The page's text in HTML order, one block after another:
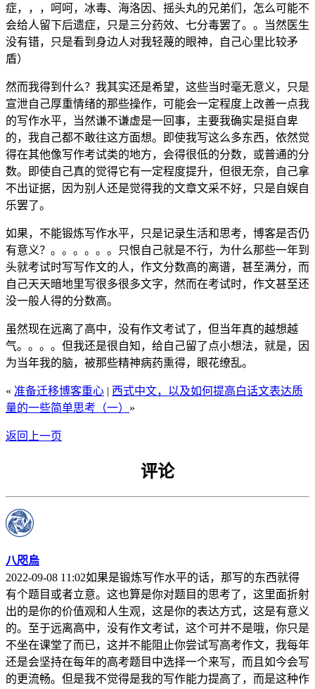
症，，，呵呵，冰毒、海洛因、摇头丸的兄弟们，怎么可能不
会给人留下后遗症，只是三分药效、七分毒罢了。。当然医生
没有错，只是看到身边人对我轻蔑的眼神，自己心里比较矛
盾）
然而我得到什么？我其实还是希望，这些当时毫无意义，只是
宣泄自己厚重情绪的那些操作，可能会一定程度上改善一点我
的写作水平，当然谦不谦虚是一回事，主要我确实是挺自卑
的，我自己都不敢往这方面想。即使我写这么多东西，依然觉
得在其他像写作考试类的地方，会得很低的分数，或普通的分
数。即使自己真的觉得它有一定程度提升，但很无奈，自己拿
不出证据，因为别人还是觉得我的文章文采不好，只是自娱自
乐罢了。
如果，不能锻炼写作水平，只是记录生活和思考，博客是否仍
有意义？。。。。。。只恨自己就是不行，为什么那些一年到
头就考试时写写作文的人，作文分数高的离谱，甚至满分，而
自己天天暗地里写很多很多文字，然而在考试时，作文甚至还
没一般人得的分数高。
虽然现在远离了高中，没有作文考试了，但当年真的越想越
气。。。。但我还是很自知，给自己留了点小想法，就是，因
为当年我的脑，被那些精神病药熏得，眼花缭乱。
« 准备迁移博客重心 | 西式中文，以及如何提高白话文表达质
量的一些简单思考（一） »
返回上一页
评论
八咫烏
2022-09-08 11:02如果是锻炼写作水平的话，那写的东西就得
有个题目或者立意。这也算是你对题目的思考了，这里面折射
出的是你的价值观和人生观，这是你的表达方式，这是有意义
的。至于远离高中，没有作文考试，这个可并不是哦，你只是
不坐在课堂了而已，这并不能阻止你尝试写高考作文，我每年
还是会坚持在每年的高考题目中选择一个来写，而且如今会写
的更流畅。但是我不觉得是我的写作能力提高了，而是这种作